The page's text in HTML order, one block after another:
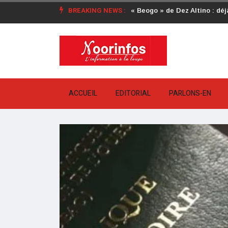
BREAKING NEWS : « Beogo » de Dez Altino :
Crise au CDP :
attendue
ACCUEIL EDITORIAL PARLONS-EN